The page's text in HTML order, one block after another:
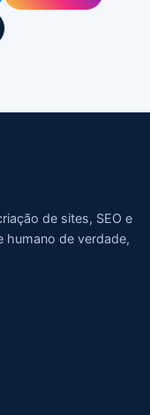
de sites, SEO e
humano de verdade,